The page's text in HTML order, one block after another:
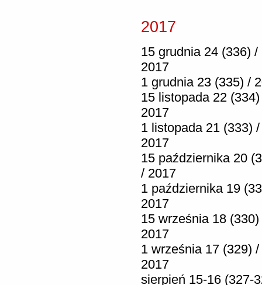
2017
15 grudnia 24 (336) /
2017
1 grudnia 23 (335) /
15 listopada 22
2017
1 listopada 21 (333) /
2017
15 października 20
/ 2017
1 października 19
2017
15 września 18 (330)
2017
1 września 17 (329) /
2017
sierpień 15-16 (327-